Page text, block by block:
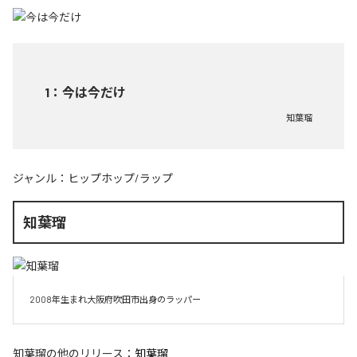
1 ： 今は今だけ
知葉瑠
ジャンル： ヒップホップ/ラップ
知葉瑠
知葉瑠の他のリリース： 知葉瑠